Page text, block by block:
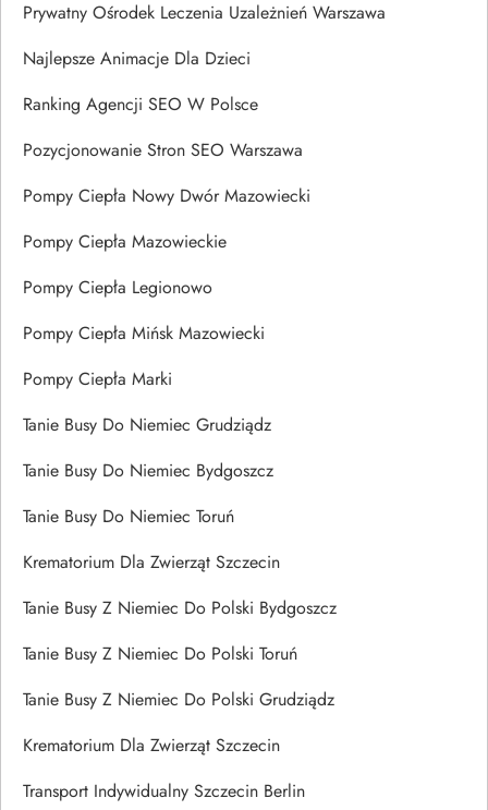
Prywatny Ośrodek Leczenia Uzależnień Warszawa
Najlepsze Animacje Dla Dzieci
Ranking Agencji SEO W Polsce
Pozycjonowanie Stron SEO Warszawa
Pompy Ciepła Nowy Dwór Mazowiecki
Pompy Ciepła Mazowieckie
Pompy Ciepła Legionowo
Pompy Ciepła Mińsk Mazowiecki
Pompy Ciepła Marki
Tanie Busy Do Niemiec Grudziądz
Tanie Busy Do Niemiec Bydgoszcz
Tanie Busy Do Niemiec Toruń
Krematorium Dla Zwierząt Szczecin
Tanie Busy Z Niemiec Do Polski Bydgoszcz
Tanie Busy Z Niemiec Do Polski Toruń
Tanie Busy Z Niemiec Do Polski Grudziądz
Krematorium Dla Zwierząt Szczecin
Transport Indywidualny Szczecin Berlin